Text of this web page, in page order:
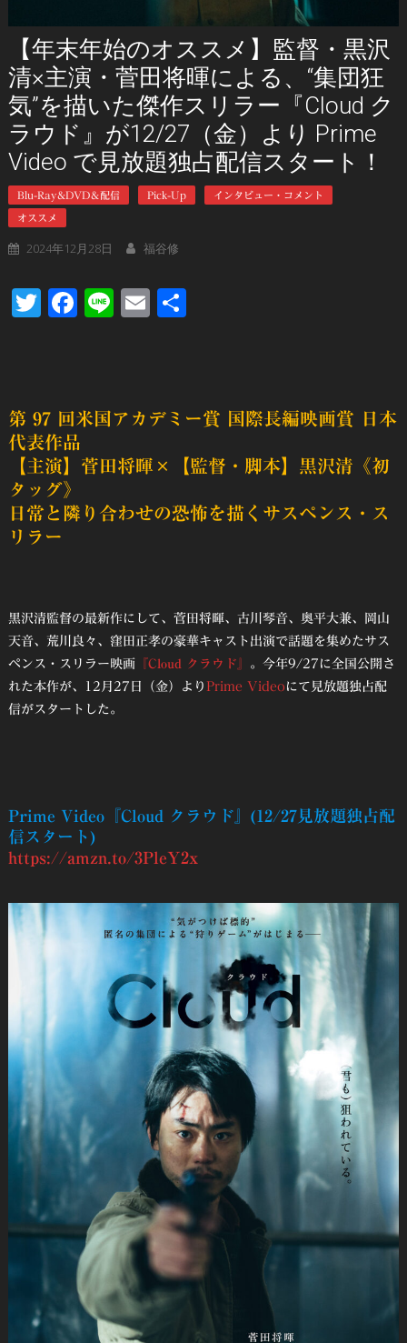
【年末年始のオススメ】監督・黒沢
清×主演・菅田将暉による、“集団狂
気”を描いた傑作スリラー『Cloud ク
ラウド』が12/27（金）より Prime
Video で見放題独占配信スタート！
Blu-Ray&DVD＆配信 Pick-Up インタビュー・コメント
オススメ
2024年12月28日 福谷修
Twitter
Facebook
LineEmail
第 97 回米国アカデミー賞 国際長編映画賞 日本
代表作品
【主演】菅田将暉×【監督・脚本】黒沢清《初
タッグ》
日常と隣り合わせの恐怖を描くサスペンス・ス
リラー
黒沢清監督の最新作にして、菅田将暉、古川琴音、奥平大兼、岡山
天音、荒川良々、窪田正孝の豪華キャスト出演で話題を集めたサス
ペンス・スリラー映画『Cloud クラウド』 。今年9/27に全国公開さ
れた本作が、12月27日（金）より Prime Video にて見放題独占配
信がスタートした。
Prime Video『Cloud クラウド』 (12/27見放題独占配
信スタート)
https://amzn.to/3PleY2x